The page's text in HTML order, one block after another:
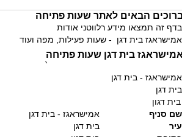
הבאים לאתר שעות פתיחה
בדף זה תמצאו מידע רלווטני אודות
אמישראגז בית דגן - שעות פעילות, מפה ועוד
בית דגן שעות פתיחה
`
אמישראגז - בית דגן
בית דגן
בית דגון
שם סניף
אמישראגז - בית דגן
עיר
בית דגן